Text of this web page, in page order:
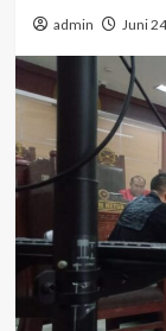
admin Juni